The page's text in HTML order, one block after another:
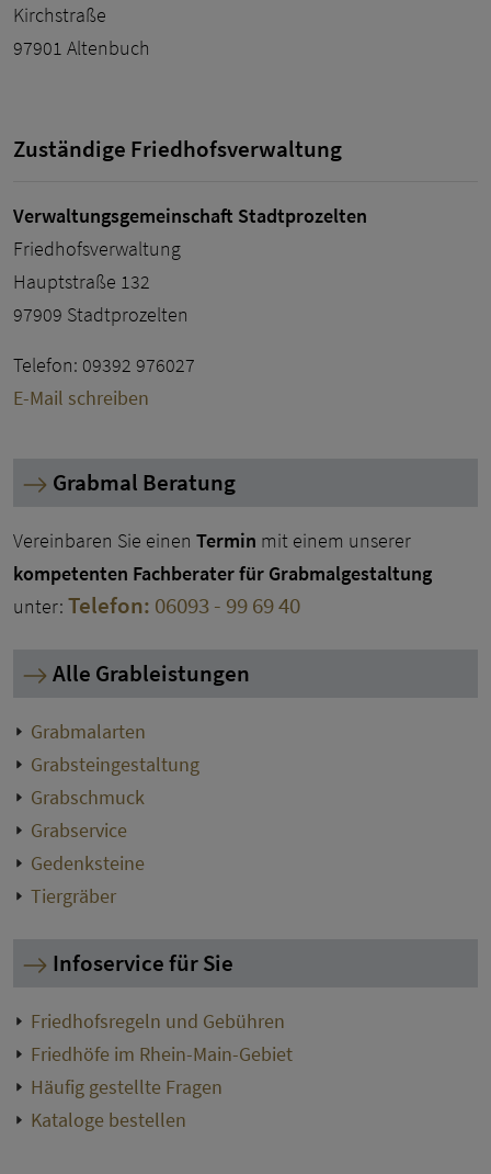
Kirchstraße
97901 Altenbuch
Zuständige Friedhofsverwaltung
Verwaltungsgemeinschaft Stadtprozelten
Friedhofsverwaltung
Hauptstraße 132
97909 Stadtprozelten
Telefon: 09392 976027
E-Mail schreiben
Grabmal Beratung
Vereinbaren Sie einen Termin mit einem unserer
kompetenten Fachberater für Grabmalgestaltung
unter: Telefon: 06093 - 99 69 40
Alle Grableistungen
Grabmalarten
Grabsteingestaltung
Grabschmuck
Grabservice
Gedenksteine
Tiergräber
Infoservice für Sie
Friedhofsregeln und Gebühren
Friedhöfe im Rhein-Main-Gebiet
Häufig gestellte Fragen
Kataloge bestellen